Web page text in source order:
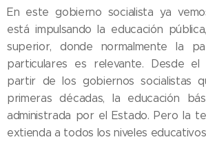
En este gobierno socialista ya
está impulsando la educación
superior, donde normalmente la
particulares es relevante. Desde
partir de los gobiernos socialistas
primeras décadas, la educación
administrada por el Estado. Pero la
extienda a todos los niveles